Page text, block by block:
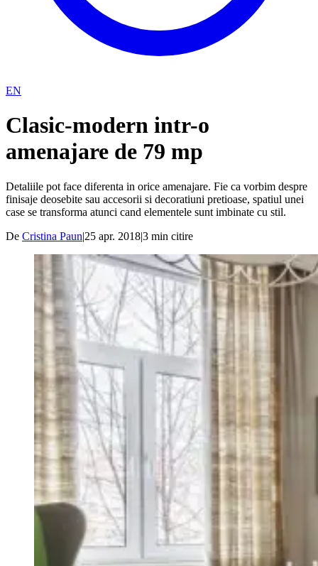
EN
Clasic-modern intr-o
amenajare de 79 mp
Detaliile pot face diferenta in orice amenajare. Fie ca vorbim despre
finisaje deosebite sau accesorii si decoratiuni pretioase, spatiul unei
case se transforma atunci cand elementele sunt imbinate cu stil.
De Cristina Paun|25 apr. 2018|3 min citire